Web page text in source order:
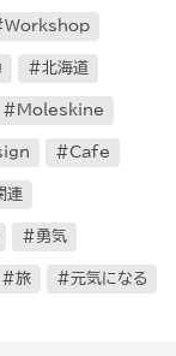
Workshop
北海道
Moleskine
Cafe
連
勇気
旅 元気になる